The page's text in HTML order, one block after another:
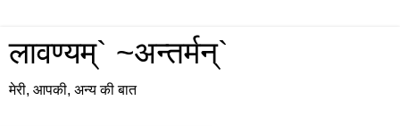
लावण्यम्` ~अन्तर्मन्`
मेरी, आपकी, अन्य की बात